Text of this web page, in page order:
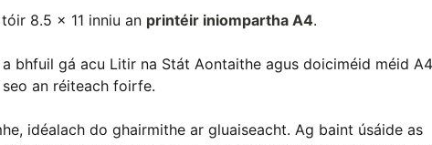
8.5 x 11 inniu an printéir iniompartha A4.
bhfuil gá acu Litir na Stát Aontaithe agus doiciméid méid
an réiteach foirfe.
idéalach do ghairmithe ar gluaiseacht. Ag baint úsáide as